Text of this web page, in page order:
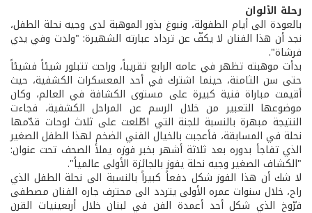
رحلة الألوان
بالعودة الى أيام الطفولة، ونبوغ بذور الموهبة لدى وجيه نحلة الطفل،
نجد أن هذا الفنان لا يكفّ عن ترداد عبارته الشهيرة: "ولدت وفي يدي
فرشاة".
بدأت موهبته تظهر في عامه الرابع تقريباً، وراحت تتبلور شيئاً فشيئاً
حتى سن الثامنة، حينما اشترك في أحد المعسكرات الكشفية، حيث
أقيمت مباراة فنية كبيرة على مستوى الكشافة في العالم، وكان
موضوعها التعبير من خلال الرسم عن المراحل الكشفية، فجاءت
النتيجة مبهرة بالنسبة للجنة التي اطّلعت على ثلاث لوحات قدّمها
نحلة في المسابقة، فأعجبت بالخيال الفني الضخم لهذا الطفل الصغير
الذي تفاجأ بدوره بعد ثلاثة أشهر بخبر فوزه يملأ الصحف تحت عنوان:
"الكشاف الصغير وجيه نحلة يفوز بالجائزة الأولى عالمياً".
لا شك أن هذا الفوز شكل دفعاً كبيراً بالنسبة الى نحلة الطفل الذي
راح، خلال سنوات عمره الأولى يتردد الى محترف جاره الفنان مصطفى
فرّوخ الذي شكل أحد أعمدة الفن في لبنان خلال أربعينيات القرن